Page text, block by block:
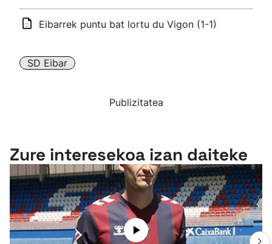
Eibarrek puntu bat lortu du Vigon (1-1)
SD Eibar
Publizitatea
Zure interesekoa izan daiteke